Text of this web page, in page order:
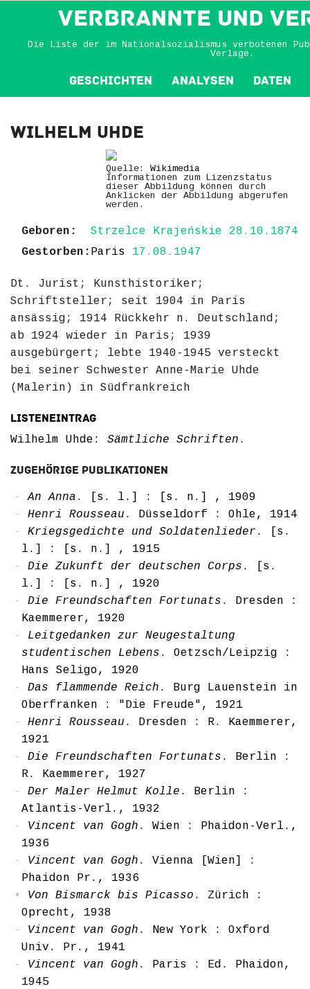
VERBRANNTE und
Die Liste der im Nationalsozialismus verbotenen
Verlage.
Geschichten Analysen Daten
Wilhelm Uhde
Quelle: Wikimedia
Informationen zum Lizenzstatus
dieser Abbildung können durch
Anklicken der Abbildung abgerufen
werden.
Geboren:
Strzelce Krajeńskie 28.10.1874
Gestorben: Paris 17.08.1947
Dt. Jurist; Kunsthistoriker;
Schriftsteller; seit 1904 in Paris
ansässig; 1914 Rückkehr n. Deutschland;
ab 1924 wieder in Paris; 1939
ausgebürgert; lebte 1940-1945 versteckt
bei seiner Schwester Anne-Marie Uhde
(Malerin) in Südfrankreich
Listeneintrag
Wilhelm Uhde: Sämtliche Schriften .
Zugehörige Publikationen
An Anna . [s. l.] : [s. n.] , 1909
Henri Rousseau . Düsseldorf : Ohle, 1914
Kriegsgedichte und Soldatenlieder . [s.
l.] : [s. n.] , 1915
Die Zukunft der deutschen Corps . [s.
l.] : [s. n.] , 1920
Die Freundschaften Fortunats . Dresden :
Kaemmerer, 1920
Leitgedanken zur Neugestaltung
studentischen Lebens . Oetzsch/Leipzig :
Hans Seligo, 1920
Das flammende Reich . Burg Lauenstein in
Oberfranken : "Die Freude", 1921
Henri Rousseau . Dresden : R. Kaemmerer,
1921
Die Freundschaften Fortunats . Berlin :
R. Kaemmerer, 1927
Der Maler Helmut Kolle . Berlin :
Atlantis-Verl., 1932
Vincent van Gogh . Wien : Phaidon-Verl.,
1936
Vincent van Gogh . Vienna [Wien] :
Phaidon Pr., 1936
Von Bismarck bis Picasso . Zürich :
Oprecht, 1938
Vincent van Gogh . New York : Oxford
Univ. Pr., 1941
Vincent van Gogh . Paris : Ed. Phaidon,
1945